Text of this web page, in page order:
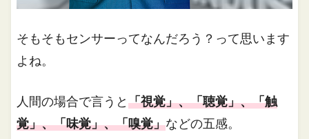
そもそもセンサーってなんだろう？って思います
よね。
人間の場合で言うと「視覚」、「聴覚」、「触
覚」、「味覚」、「嗅覚」などの五感。